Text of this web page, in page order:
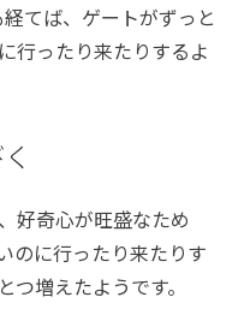
てば、ゲートがずっと
行ったり来たりするよ
好奇心が旺盛なため
のに行ったり来たりす
増えたようです。